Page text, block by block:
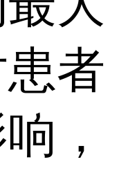
者
，